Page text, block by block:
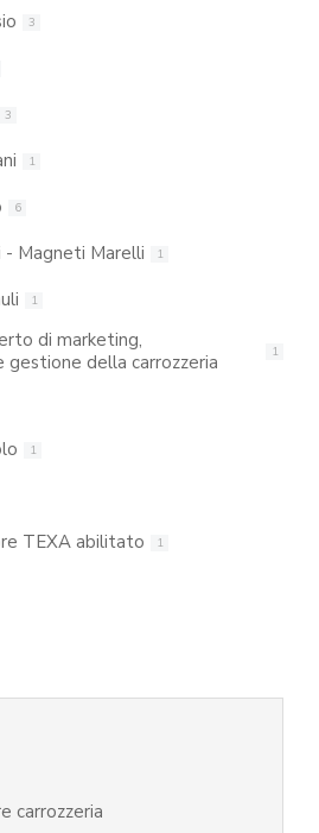
3
3
1
6
Magneti Marelli 1
1
di marketing,
gestione della carrozzeria
1
1
TEXA abilitato 1
carrozzeria